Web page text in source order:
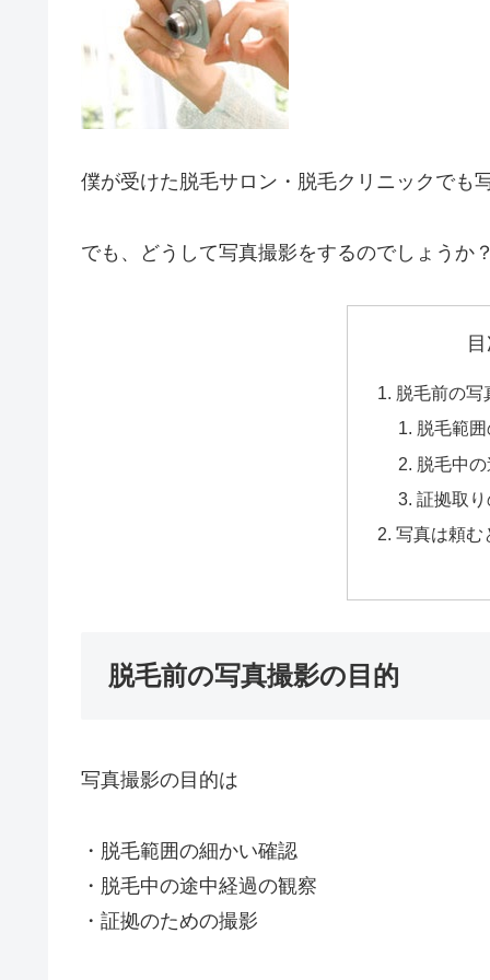
僕が受けた脱毛サロン・脱毛クリニックでも
でも、どうして写真撮影をするのでしょうか
脱毛前の写
脱毛範
脱毛中
証拠取
写真は頼む
脱毛前の写真撮影の目的
写真撮影の目的は
・脱毛範囲の細かい確認
・脱毛中の途中経過の観察
・証拠のための撮影